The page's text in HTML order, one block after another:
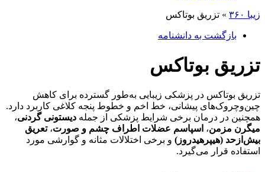
زیبا ۳۶۰ » تزریق بوتاکس
بازگشت به دانشنامه
تزریق بوتاکس
تزریق بوتاکس در پزشکی زیبایی به‌طور گسترده برای کاهش
چین‌وچروک‌های پیشانی، خط اخم و خطوط پنجه کلاغی کاربرد دارد.
همچنین در درمان برخی شرایط پزشکی از جمله دیستونی گردنی،
میگرن مزمن، اسپاسم عضلات اطراف چشم و صورت،تعریق
بیش‌ازحد (هیپرهیدروز) و برخی اختلالات مثانه و گوارشی مورد
استفاده قرار می‌گیرد.